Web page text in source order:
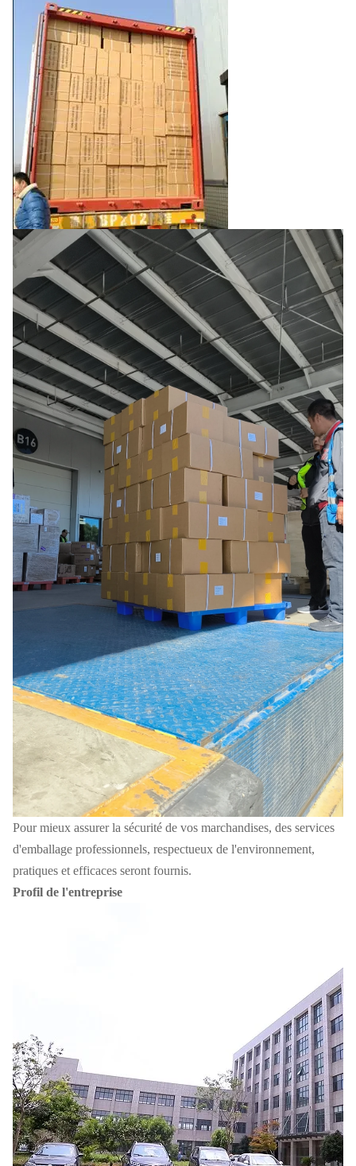
Pour mieux assurer la sécurité de vos marchandises, des services
d'emballage professionnels, respectueux de l'environnement,
pratiques et efficaces seront fournis.
Profil de l'entreprise